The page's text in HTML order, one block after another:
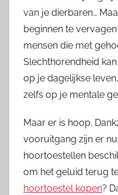
van je dierbaren…
beginnen te
mensen die met
Slechthorendheid
op je dagelijkse
zelfs op je mentale
Maar er is hoop.
vooruitgang zijn er
hoortoestellen
om het geluid terug
hoortoestel kopen?